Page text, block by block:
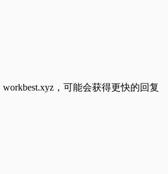
workbest.xyz ，可能会获得更快的回复